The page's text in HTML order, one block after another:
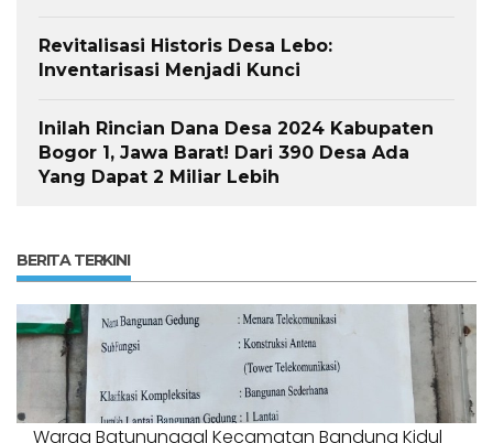
Revitalisasi Historis Desa Lebo:
Inventarisasi Menjadi Kunci
Inilah Rincian Dana Desa 2024 Kabupaten
Bogor 1, Jawa Barat! Dari 390 Desa Ada
Yang Dapat 2 Miliar Lebih
BERITA TERKINI
Warga Batununggal Kecamatan Bandung Kidul